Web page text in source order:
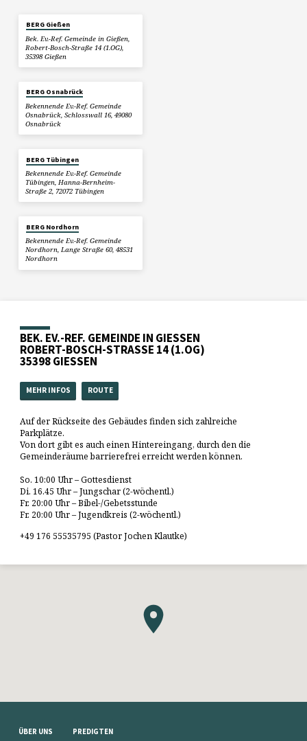
BERG Gießen
Bek. Ev.-Ref. Gemeinde in Gießen,
Robert-Bosch-Straße 14 (1.OG),
35398 Gießen
BERG Osnabrück
Bekennende Ev.-Ref. Gemeinde
Osnabrück, Schlosswall 16, 49080
Osnabrück
BERG Tübingen
Bekennende Ev.-Ref. Gemeinde
Tübingen, Hanna-Bernheim-
Straße 2, 72072 Tübingen
BERG Nordhorn
Bekennende Ev.-Ref. Gemeinde
Nordhorn, Lange Straße 60, 48531
Nordhorn
BEK. EV.-REF. GEMEINDE IN GIESSEN
ROBERT-BOSCH-STRASSE 14 (1.OG)
35398 GIESSEN
MEHR INFOS ROUTE
Auf der Rückseite des Gebäudes finden sich zahlreiche
Parkplätze.
Von dort gibt es auch einen Hintereingang, durch den die
Gemeinderäume barrierefrei erreicht werden können.
So. 10:00 Uhr – Gottesdienst
Di. 16.45 Uhr – Jungschar (2-wöchentl.)
Fr. 20:00 Uhr – Bibel-/Gebetsstunde
Fr. 20:00 Uhr – Jugendkreis (2-wöchentl.)
+49 176 55535795 (Pastor Jochen Klautke)
ÜBER UNS PREDIGTEN